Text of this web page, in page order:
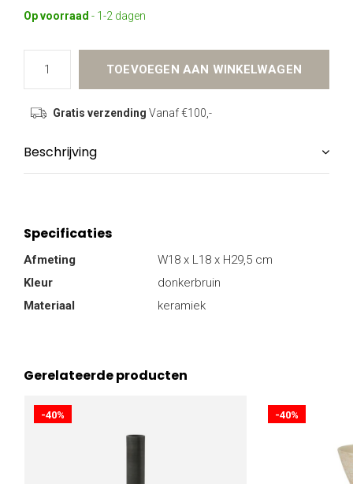
Op voorraad - 1-2 dagen
TOEVOEGEN AAN WINKELWAGEN
Gratis verzending Vanaf €100,-
Beschrijving
Specificaties
Afmeting
W18 x L18 x H29,5 cm
Kleur
donkerbruin
Materiaal
keramiek
Gerelateerde producten
-40% -40%